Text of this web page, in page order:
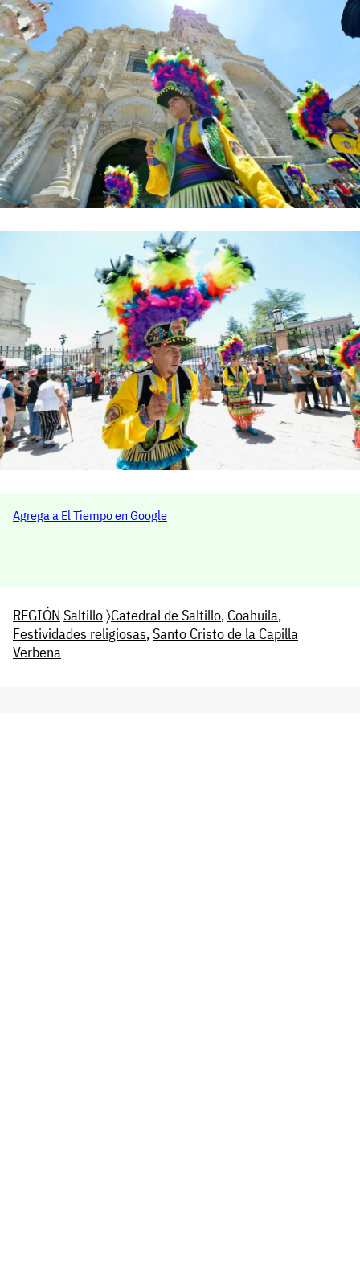
Agrega a El Tiempo en Google
REGIÓN Saltillo〉Catedral de Saltillo, Coahuila,
Festividades religiosas, Santo Cristo de la Capilla
Verbena